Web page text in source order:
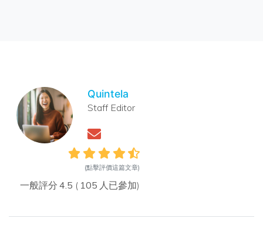
Quintela
Staff Editor
(點擊評價這篇文章)
一般評分 4.5 ( 105 人已參加)